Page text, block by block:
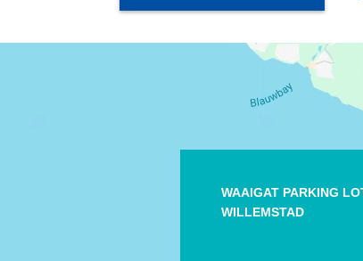
WAAIGAT PARKING
WILLEMSTAD